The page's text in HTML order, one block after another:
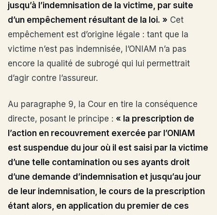
jusqu’à l’indemnisation de la victime, par suite
d’un empêchement résultant de la loi. » Cet
empêchement est d’origine légale : tant que la
victime n’est pas indemnisée, l’ONIAM n’a pas
encore la qualité de subrogé qui lui permettrait
d’agir contre l’assureur.
Au paragraphe 9, la Cour en tire la conséquence
directe, posant le principe : « la prescription de
l’action en recouvrement exercée par l’ONIAM
est suspendue du jour où il est saisi par la victime
d’une telle contamination ou ses ayants droit
d’une demande d’indemnisation et jusqu’au jour
de leur indemnisation, le cours de la prescription
étant alors, en application du premier de ces